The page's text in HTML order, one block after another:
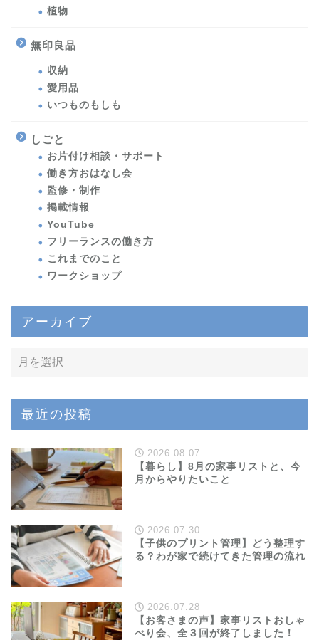
植物
無印良品
収納
愛用品
いつものもしも
しごと
お片付け相談・サポート
働き方おはなし会
監修・制作
掲載情報
YouTube
フリーランスの働き方
これまでのこと
ワークショップ
アーカイブ
最近の投稿
2026.08.07
【暮らし】8月の家事リストと、今
月からやりたいこと
2026.07.30
【子供のプリント管理】どう整理す
る？わが家で続けてきた管理の流れ
2026.07.28
【お客さまの声】家事リストおしゃ
べり会、全３回が終了しました！